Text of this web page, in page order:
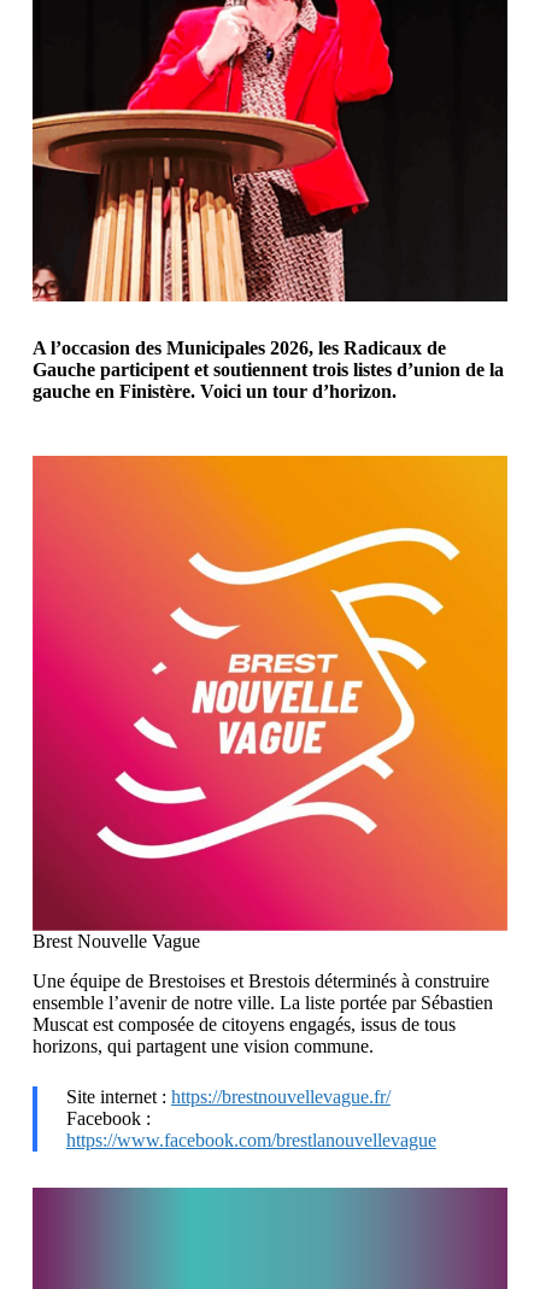
A l’occasion des Municipales 2026, les Radicaux de
Gauche participent et soutiennent trois listes d’union de la
gauche en Finistère. Voici un tour d’horizon.
Brest Nouvelle Vague
Une équipe de Brestoises et Brestois déterminés à construire
ensemble l’avenir de notre ville. La liste portée par Sébastien
Muscat est composée de citoyens engagés, issus de tous
horizons, qui partagent une vision commune.
Site internet : https://brestnouvellevague.fr/
Facebook :
https://www.facebook.com/brestlanouvellevague